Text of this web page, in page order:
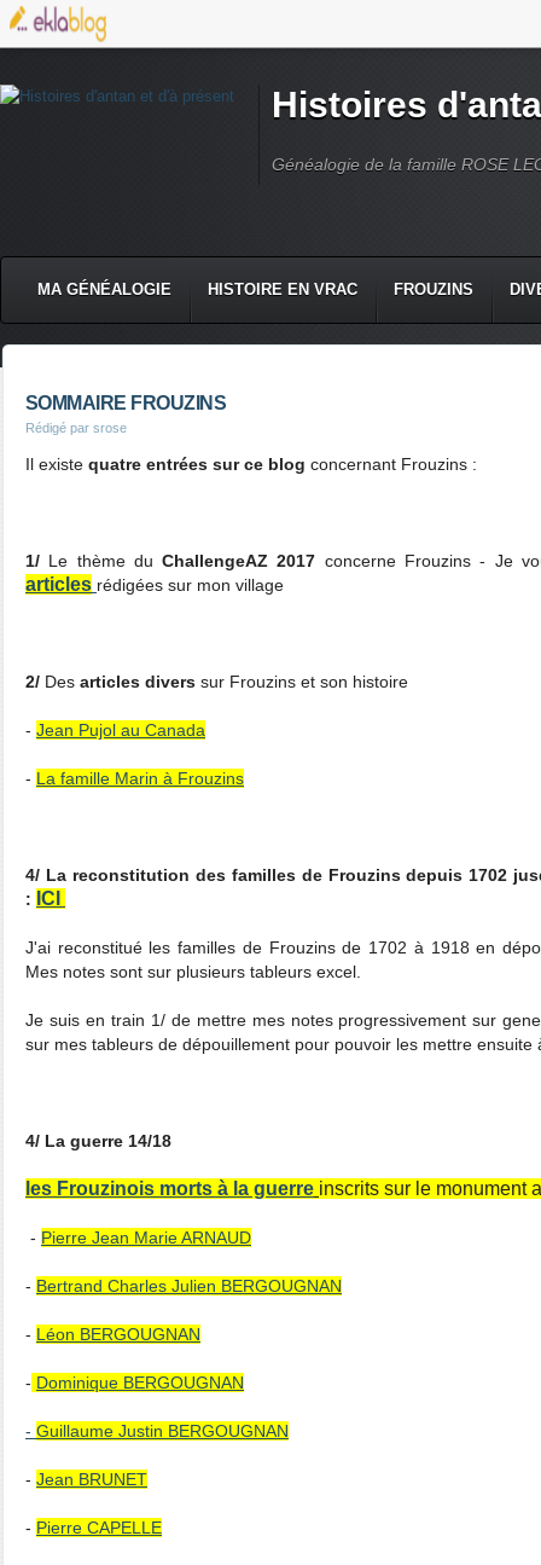
Histoires
Généalogie de la famille ROSE
MA GÉNÉALOGIE HISTOIRE EN VRAC FROUZINS
SOMMAIRE FROUZINS
Rédigé par srose
Il existe quatre entrées sur ce blog concernant Frouzins :
1/ Le thème duChallengeAZ 2017 concerne Frouzins - Je
articles rédigées sur mon village
2/ Des articles divers sur Frouzins et son histoire
- Jean Pujol au Canada
- La famille Marin à Frouzins
4/ La reconstitution des familles de Frouzins depuis 1702
: ICI
J'ai reconstitué les familles de Frouzins de 1702 à 1918 en
Mes notes sont sur plusieurs tableurs excel.
Je suis en train 1/ de mettre mes notes progressivement sur
sur mes tableurs de dépouillement pour pouvoir les mettre ensuite
4/ La guerre 14/18
les Frouzinois morts à la guerre inscrits sur le monument
- Pierre Jean Marie ARNAUD
- Bertrand Charles Julien BERGOUGNAN
- Léon BERGOUGNAN
- Dominique BERGOUGNAN
- Guillaume Justin BERGOUGNAN
- Jean BRUNET
- Pierre CAPELLE